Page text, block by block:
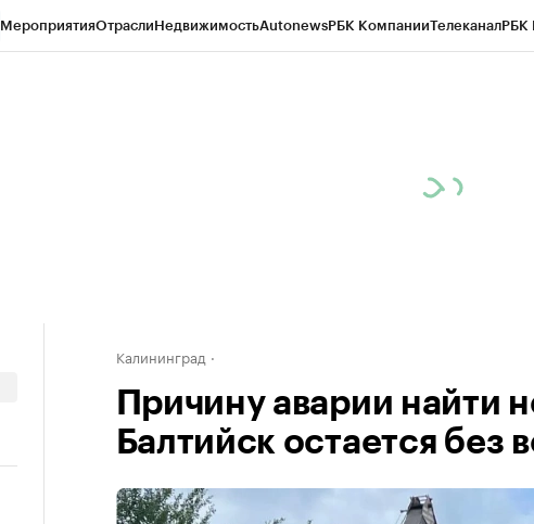
МероприятияОтраслиНедвижимостьAutonewsРБК КомпанииТелеканалРБК
Калининград
Причину аварии найти
Балтийск остается без